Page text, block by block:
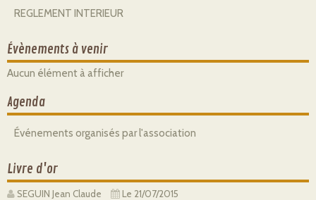
REGLEMENT INTERIEUR
Évènements à venir
Aucun élément à afficher
Agenda
Événements organisés par l'association
Livre d'or
SEGUIN Jean Claude Le 21/07/2015